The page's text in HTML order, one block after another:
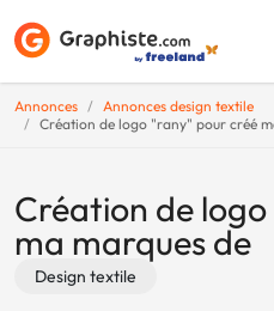
Annonces
Annonces design textile
Création de logo "rany" pour créé
Création de
ma marques de
Design textile